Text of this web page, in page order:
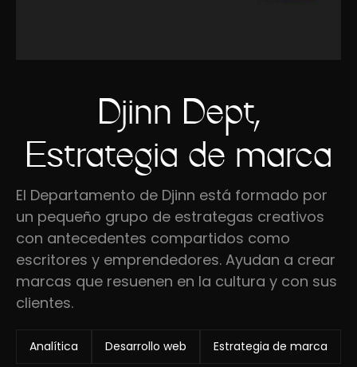
Djinn Dept,
Estrategia de marca
El Departamento de Djinn está formado por
un pequeño grupo de estrategas creativos
con antecedentes compartidos como
escritores y emprendedores. Ayudan a crear
marcas que resuenen en la cultura y con sus
clientes.
Analítica Desarrollo web Estrategia de marca